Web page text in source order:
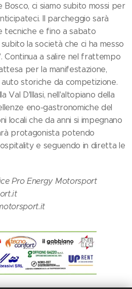
Bosco, ci siamo subito mossi per
Il parcheggio sarà
tecniche e fino a sabato
la società che ci ha messo
Continua a salire nel frattempo
per la manifestazione,
storiche da competizione.
Val D'Illasi, nell'altopiano della
eno-gastronomiche del
locali che da anni si impegnano
protagonista potendo
e seguendo in diretta le
Pro Energy Motorsport